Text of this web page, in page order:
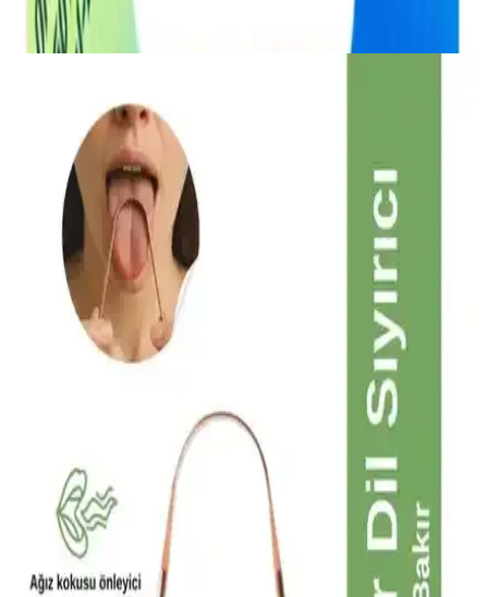
Ayrıca Bakınız
Macunu: Doğal ve Etkili Ağız Bakımı Ürünü
Farmasi'nin doğal içeriklerle formüle ettiği bu diş macunu, misvak
ve hurma özleriyle ağız hijyenini destekler, beyazlatır ve ferahlatıcı
etkisiyle günlük kullanım için idealdir.
Toocare Dil Temizleme Çubuğu ile Ağız Hijyeninizi
Güçlendirin ve Ferahlık Sağlayın
Toocare dil temizleme çubuğu, tek kullanımlık, hijyenik ve kolay
kullanım sağlayan ağız bakım ürünüdür. Yüksek kalite ve kullanıcı
memnuniyeti ile ağız sağlığını destekler.
Qartz Diş Beyazlatma ve Parlatma Pastası: Sağlıklı
Qartz diş beyazlatma ve parlatma pastası, doğal formülüyle dişleri
güçlendirirken lekeleri giderir, sağlıklı ve parlak bir gülüş sağlar.
Uzun süreli kullanım ve kullanıcı memnuniyeti ön plandadır.
Miya-etic Ortodonti Mumu: Diş Teli Tedavisinde
Rahatlık ve Güvenlik Sağlayan Koruyucu Ürün